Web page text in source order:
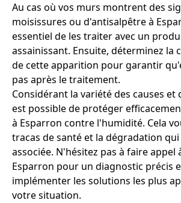
Au cas où vos murs montrent des
moisissures ou d'antisalpêtre à
essentiel de les traiter avec un
assainissant. Ensuite, déterminez la
de cette apparition pour garantir
pas après le traitement.
Considérant la variété des causes et
est possible de protéger
à Esparron contre l'humidité. Cela
tracas de santé et la dégradation
associée. N'hésitez pas à faire appel
Esparron pour un diagnostic précis
implémenter les solutions les plus
votre situation.